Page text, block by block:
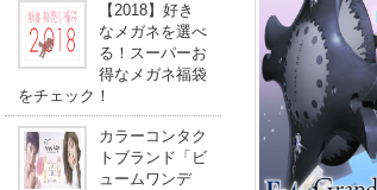
【2018】好き
なメガネを選べ
る！スーパーお
得なメガネ福袋
をチェック！
カラーコンタク
トブランド「ビ
ュームワンデ